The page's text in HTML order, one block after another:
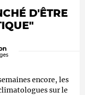
D'ÊTRE
encore, les
sur le